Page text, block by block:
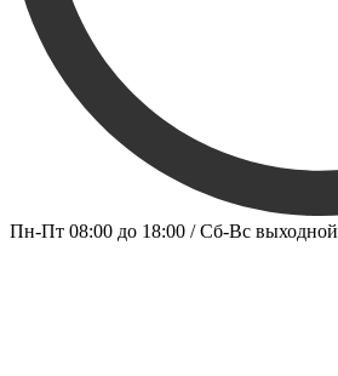
Пн-Пт 08:00 до 18:00 / Сб-Вс выходной